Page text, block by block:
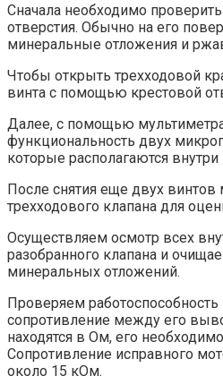
Сначала необходимо
отверстия. Обычно на его
минеральные отложения и
Чтобы открыть трехходовой
винта с помощью крестовой
Далее, с помощью
функциональность двух
которые располагаются внутри
После снятия еще двух винтов
трехходового клапана для
Осуществляем осмотр всех
разобранного клапана и
минеральных отложений.
Проверяем
сопротивление между его
находятся в Ом, его
Сопротивление исправного
около 15 кОм.